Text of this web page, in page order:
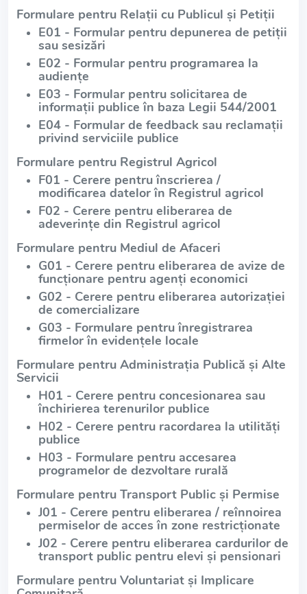
Formulare pentru Relații cu Publicul și Petiții
E01 - Formular pentru depunerea de petiții
sau sesizări
E02 - Formular pentru programarea la
audiențe
E03 - Formular pentru solicitarea de
informații publice în baza Legii 544/2001
E04 - Formular de feedback sau reclamații
privind serviciile publice
Formulare pentru Registrul Agricol
F01 - Cerere pentru înscrierea /
modificarea datelor în Registrul agricol
F02 - Cerere pentru eliberarea de
adeverințe din Registrul agricol
Formulare pentru Mediul de Afaceri
G01 - Cerere pentru eliberarea de avize de
funcționare pentru agenți economici
G02 - Cerere pentru eliberarea autorizației
de comercializare
G03 - Formulare pentru înregistrarea
firmelor în evidențele locale
Formulare pentru Administrația Publică și Alte
Servicii
H01 - Cerere pentru concesionarea sau
închirierea terenurilor publice
H02 - Cerere pentru racordarea la utilități
publice
H03 - Formulare pentru accesarea
programelor de dezvoltare rurală
Formulare pentru Transport Public și Permise
J01 - Cerere pentru eliberarea / reînnoirea
permiselor de acces în zone restricționate
J02 - Cerere pentru eliberarea cardurilor de
transport public pentru elevi și pensionari
Formulare pentru Voluntariat și Implicare